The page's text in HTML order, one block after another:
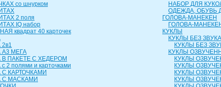
со шнурком
2 поля
IQ набор
квадрат 40 карточек
А3 МЕГА
В ПАКЕТЕ С ХЕДЕРОМ
2 полями и карточками
КАРТОЧКАМИ
С МАСКАМИ
НАБОР ДЛЯ
ОДЕЖДА, ОБУВЬ
ГОЛОВА-МАНЕКЕН
ГОЛОВА-
КУКЛЫ
КУКЛЫ БЕЗ ЗВУКА
КУКЛЫ БЕЗ
КУКЛЫ
КУКЛЫ
КУКЛЫ
КУКЛЫ
КУКЛЫ